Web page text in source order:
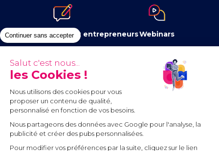
Continuer sans accepter
Salut c'est nous...
les Cookies !
Nous utilisons des cookies pour vous
proposer un contenu de qualité,
personnalisé en fonction de vos besoins.
Nous partageons des données avec Google pour l'analyse, la
publicité et créer des pubs personnalisées.
Pour modifier vos préférences par la suite, cliquez sur le lien
Le blog dédié aux entrepreneursWebinars
Newsletter Contenus à télécharger
Communauté